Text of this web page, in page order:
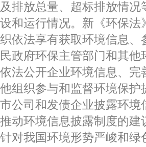
及排放总量、超标排放情
设和运行情况。新《环保
织依法享有获取环境信息
民政府环保主管部门和其
依法公开企业环境信息、
他组织参与和监督环境保
市公司和发债企业披露环
推动环境信息披露制度的建
针对我国环境形势严峻和